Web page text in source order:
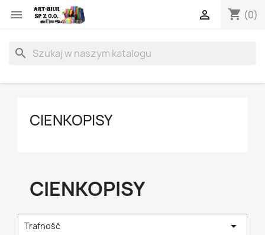
 shopping_cart (0)

search
CIENKOPISY
CIENKOPISY
Trafność 